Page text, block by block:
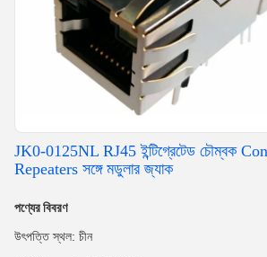
JK0-0125NL RJ45 ইন্টিগ্রেটেড চৌম্বক
Repeaters সঙ্গে মডুলার জ্যাক
পণ্যের বিবরণ
উৎপত্তি স্থল: চীন